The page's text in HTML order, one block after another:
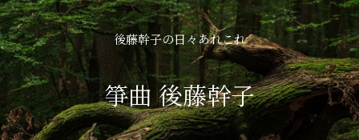
後藤幹子の日々あれこれ
箏曲 後藤幹子